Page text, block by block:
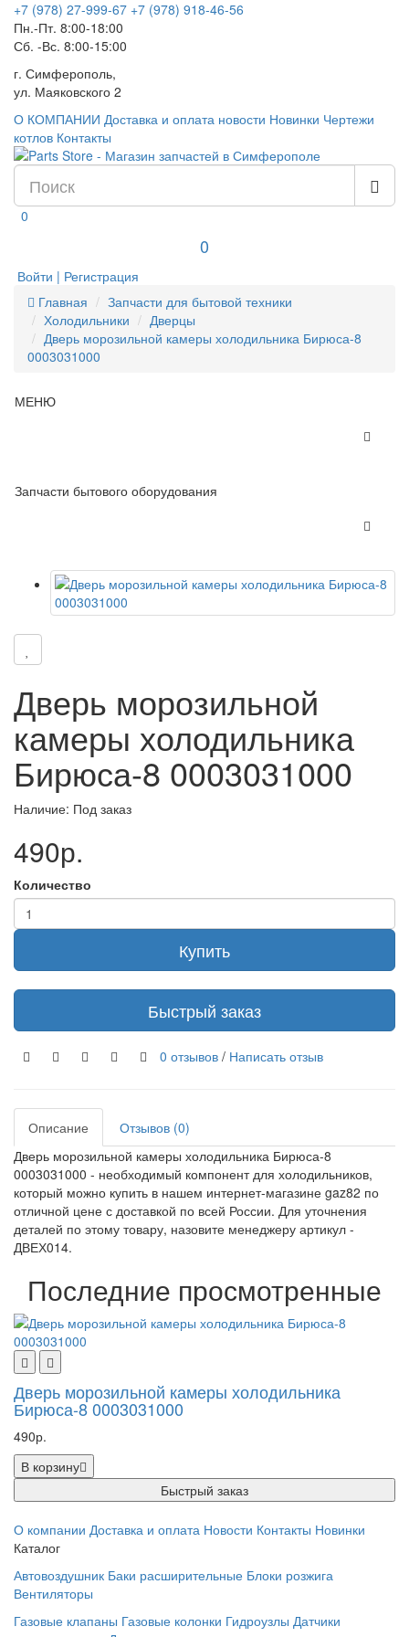
+7 (978) 27-999-67 +7 (978) 918-46-56
Пн.-Пт. 8:00-18:00
Сб. -Вс. 8:00-15:00
г. Симферополь,
ул. Маяковского 2
О КОМПАНИИ Доставка и оплата новости Новинки Чертежи
котлов Контакты
0
0
Войти | Регистрация
Главная
Запчасти для бытовой техники
Холодильники
Дверцы
Дверь морозильной камеры холодильника Бирюса-8
0003031000
МЕНЮ
Запчасти бытового оборудования
Дверь морозильной
камеры холодильника
Бирюса-8 0003031000
Наличие: Под заказ
490р.
Количество
Купить
Быстрый заказ
0 отзывов / Написать отзыв
Описание
Отзывов (0)
Дверь морозильной камеры холодильника Бирюса-8
0003031000 - необходимый компонент для холодильников,
который можно купить в нашем интернет-магазине gaz82 по
отличной цене с доставкой по всей России. Для уточнения
деталей по этому товару, назовите менеджеру артикул -
ДВЕХ014.
Последние просмотренные
Дверь морозильной камеры холодильника
Бирюса-8 0003031000
490р.
В корзину
Быстрый заказ
О компании Доставка и оплата Новости Контакты Новинки
Каталог
Автовоздушник Баки расширительные Блоки розжига
Вентиляторы
Газовые клапаны Газовые колонки Гидроузлы Датчики